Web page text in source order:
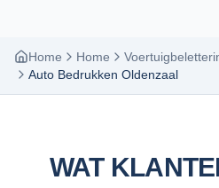
Home Home
Auto Bedrukken Oldenzaal
WAT